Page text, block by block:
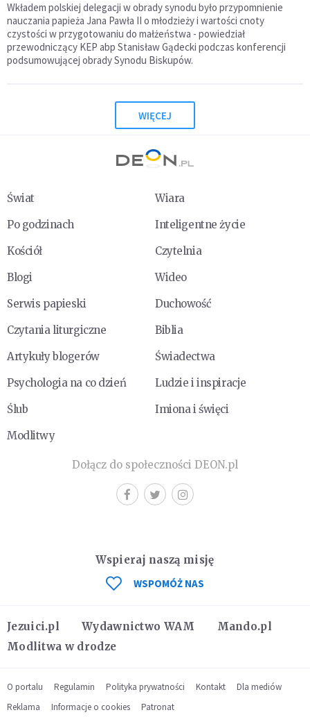
Wkładem polskiej delegacji w obrady synodu było przypomnienie
nauczania papieża Jana Pawła II o młodzieży i wartości cnoty
czystości w przygotowaniu do małżeństwa - powiedział
przewodniczący KEP abp Stanisław Gądecki podczas konferencji
podsumowującej obrady Synodu Biskupów.
WIĘCEJ
Świat
Wiara
Po godzinach
Inteligentne życie
Kościół
Czytelnia
Blogi
Wideo
Serwis papieski
Duchowość
Czytania liturgiczne
Biblia
Artykuły blogerów
Świadectwa
Psychologia na co dzień
Ludzie i inspiracje
Ślub
Imiona i święci
Modlitwy
Dołącz do społeczności DEON.pl
Jezuici.pl Wydawnictwo WAM
Mando.pl
Modlitwa w drodze
Wspieraj naszą misję
WSPOMÓŻ NAS
O portalu Regulamin Polityka prywatności Kontakt
Dla mediów
Reklama
Informacje o cookies Patronat